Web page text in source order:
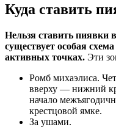
Куда ставить
Нельзя ставить пиявки
существует особая
активных точках. Эти
Ромб михаэлиса.
вверху — нижний
начало
крестцовой ямке.
За ушами.